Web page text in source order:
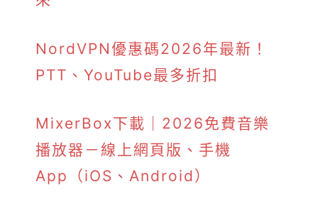
NordVPN優惠碼2026年最新！
PTT、YouTube最多折扣
MixerBox下載｜2026免費音樂
播放器－線上網頁版、手機
App（iOS、Android）